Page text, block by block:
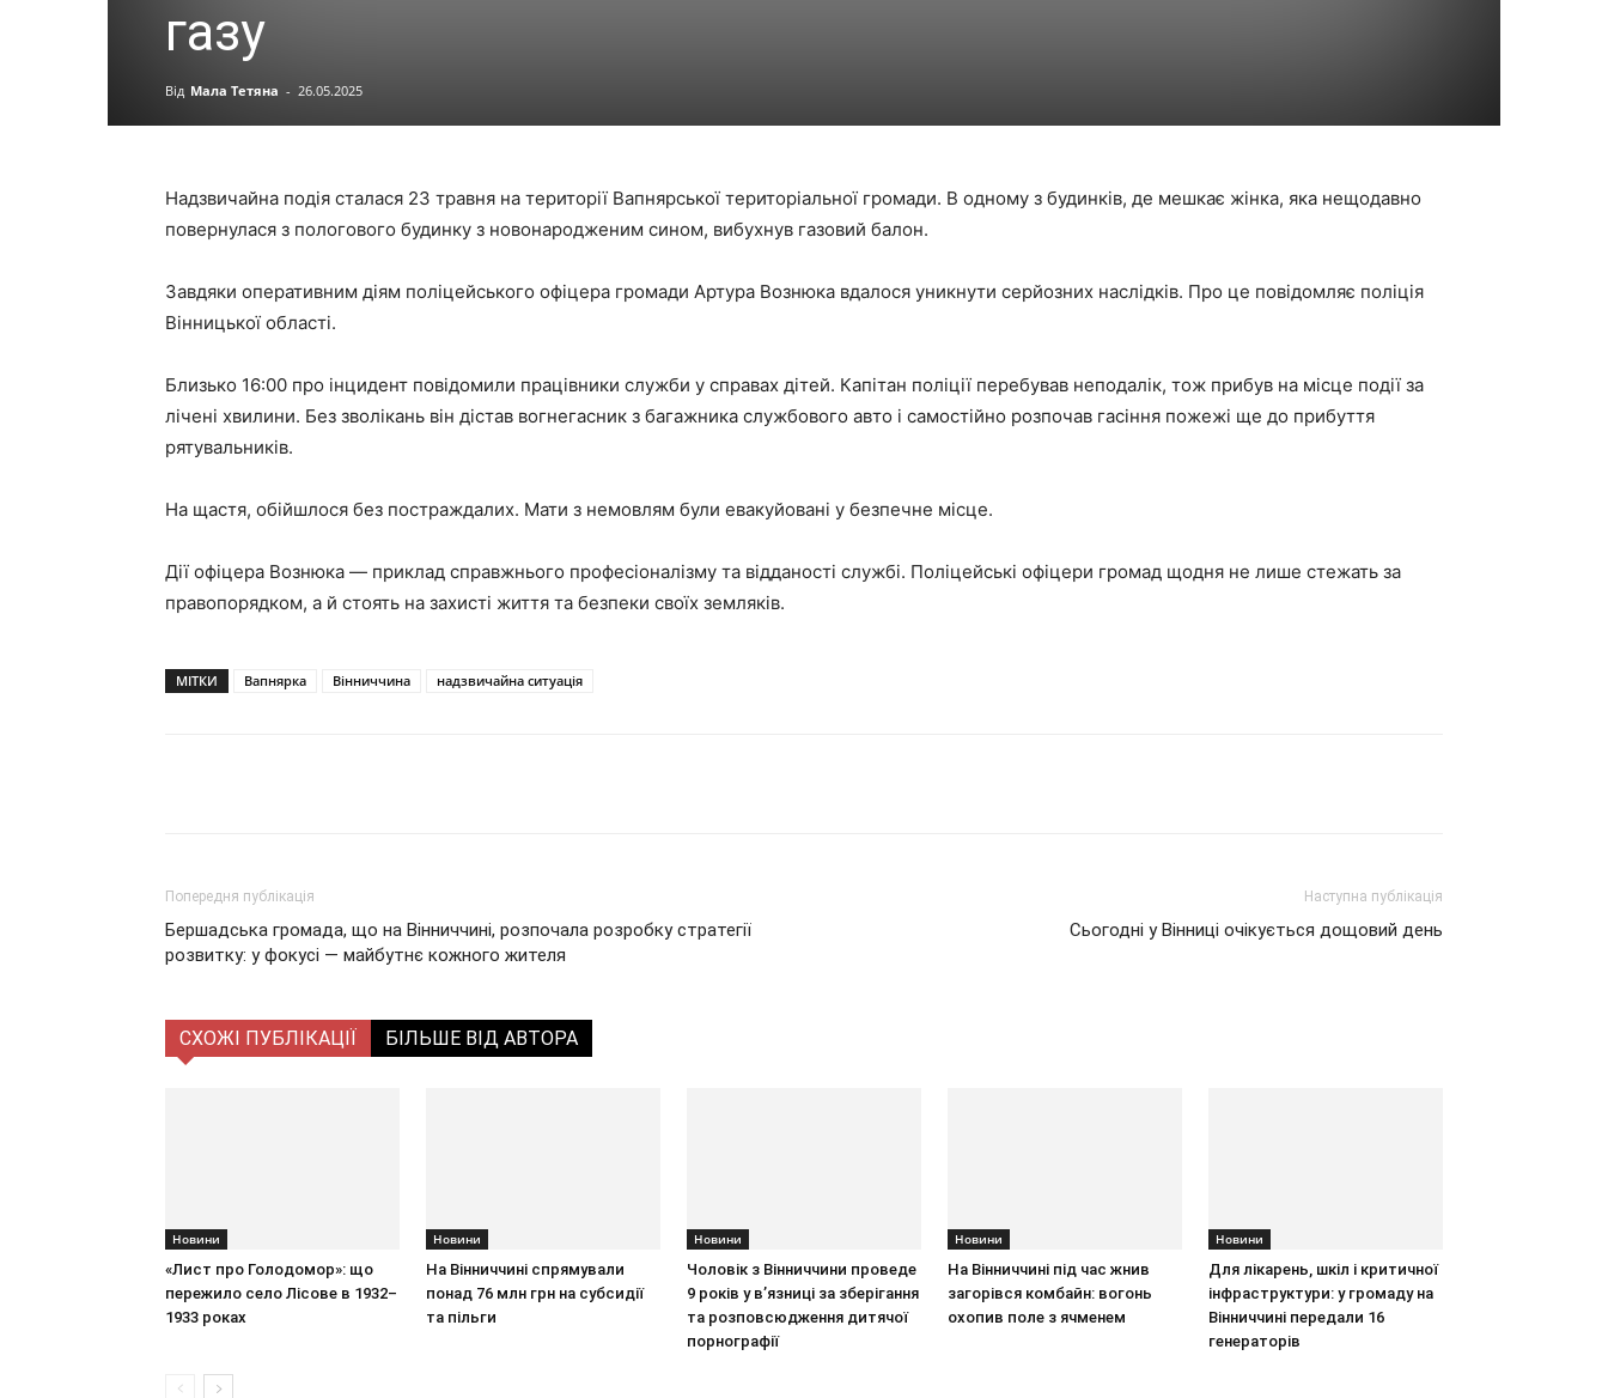
газу
Від Мала Тетяна - 26.05.2025
Надзвичайна подія сталася 23 травня на території Вапнярської територіальної громади. В одному з будинків, де мешкає жінка, яка нещодавно
повернулася з пологового будинку з новонародженим сином, вибухнув газовий балон.
Завдяки оперативним діям поліцейського офіцера громади Артура Вознюка вдалося уникнути серйозних наслідків. Про це повідомляє поліція
Вінницької області.
Близько 16:00 про інцидент повідомили працівники служби у справах дітей. Капітан поліції перебував неподалік, тож прибув на місце події за
лічені хвилини. Без зволікань він дістав вогнегасник з багажника службового авто і самостійно розпочав гасіння пожежі ще до прибуття
рятувальників.
На щастя, обійшлося без постраждалих. Мати з немовлям були евакуйовані у безпечне місце.
Дії офіцера Вознюка — приклад справжнього професіоналізму та відданості службі. Поліцейські офіцери громад щодня не лише стежать за
правопорядком, а й стоять на захисті життя та безпеки своїх земляків.
МІТКИ Вапнярка Вінниччина надзвичайна ситуація
Попередня публікація
Бершадська громада, що на Вінниччині, розпочала розробку стратегії
розвитку: у фокусі — майбутнє кожного жителя
Наступна публікація
Сьогодні у Вінниці очікується дощовий день
СХОЖІ ПУБЛІКАЦІЇ БІЛЬШЕ ВІД АВТОРА
Новини
«Лист про Голодомор»: що
пережило село Лісове в 1932–
1933 роках
Новини
На Вінниччині спрямували
понад 76 млн грн на субсидії
та пільги
Новини
Чоловік з Вінниччини проведе
9 років у в’язниці за зберігання
та розповсюдження дитячої
порнографії
Новини
На Вінниччині під час жнив
загорівся комбайн: вогонь
охопив поле з ячменем
Новини
Для лікарень, шкіл і критичної
інфраструктури: у громаду на
Вінниччині передали 16
генераторів